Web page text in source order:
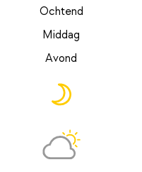
Ochtend
Middag
Avond